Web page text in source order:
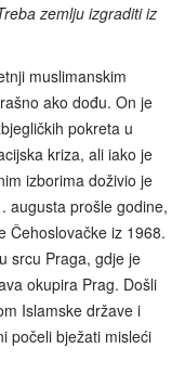
zemlju izgraditi iz
muslimanskim
ako dođu. On je
pokreta u
kriza, ali iako je
izborima doživio je
augusta prošle godine,
Čehoslovačke iz 1968.
srcu Praga, gdje je
okupira Prag. Došli
Islamske države i
počeli bježati misleći